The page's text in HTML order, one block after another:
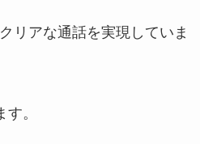
リアな通話を実現していま
。